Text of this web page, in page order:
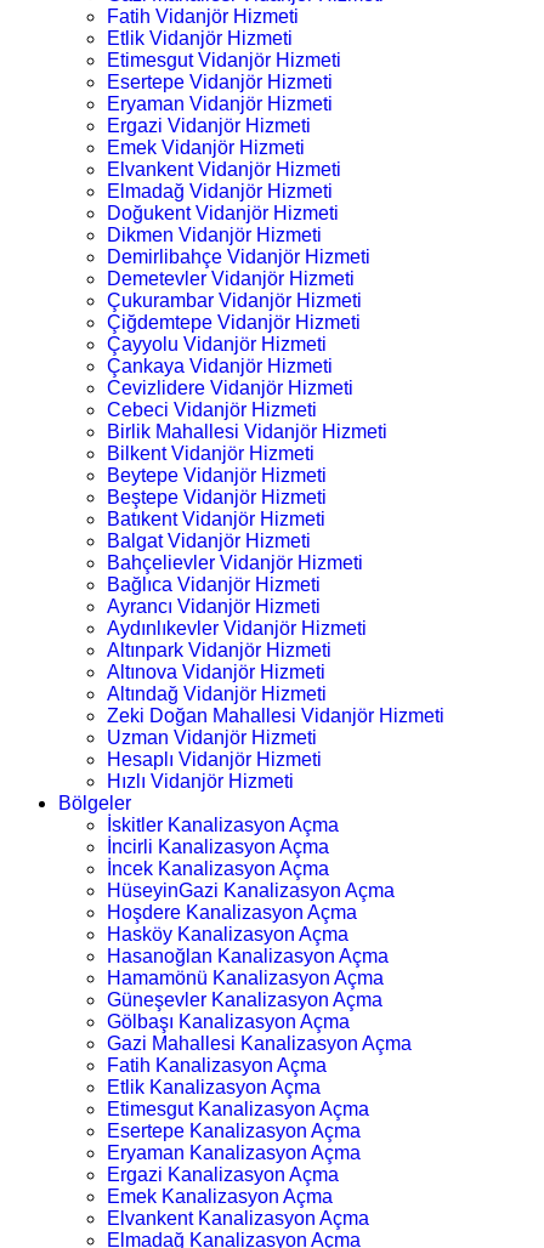
Fatih Vidanjör Hizmeti
Etlik Vidanjör Hizmeti
Etimesgut Vidanjör Hizmeti
Esertepe Vidanjör Hizmeti
Eryaman Vidanjör Hizmeti
Ergazi Vidanjör Hizmeti
Emek Vidanjör Hizmeti
Elvankent Vidanjör Hizmeti
Elmadağ Vidanjör Hizmeti
Doğukent Vidanjör Hizmeti
Dikmen Vidanjör Hizmeti
Demirlibahçe Vidanjör Hizmeti
Demetevler Vidanjör Hizmeti
Çukurambar Vidanjör Hizmeti
Çiğdemtepe Vidanjör Hizmeti
Çayyolu Vidanjör Hizmeti
Çankaya Vidanjör Hizmeti
Cevizlidere Vidanjör Hizmeti
Cebeci Vidanjör Hizmeti
Birlik Mahallesi Vidanjör Hizmeti
Bilkent Vidanjör Hizmeti
Beytepe Vidanjör Hizmeti
Beştepe Vidanjör Hizmeti
Batıkent Vidanjör Hizmeti
Balgat Vidanjör Hizmeti
Bahçelievler Vidanjör Hizmeti
Bağlıca Vidanjör Hizmeti
Ayrancı Vidanjör Hizmeti
Aydınlıkevler Vidanjör Hizmeti
Altınpark Vidanjör Hizmeti
Altınova Vidanjör Hizmeti
Altındağ Vidanjör Hizmeti
Zeki Doğan Mahallesi Vidanjör Hizmeti
Uzman Vidanjör Hizmeti
Hesaplı Vidanjör Hizmeti
Hızlı Vidanjör Hizmeti
Bölgeler
İskitler Kanalizasyon Açma
İncirli Kanalizasyon Açma
İncek Kanalizasyon Açma
HüseyinGazi Kanalizasyon Açma
Hoşdere Kanalizasyon Açma
Hasköy Kanalizasyon Açma
Hasanoğlan Kanalizasyon Açma
Hamamönü Kanalizasyon Açma
Güneşevler Kanalizasyon Açma
Gölbaşı Kanalizasyon Açma
Gazi Mahallesi Kanalizasyon Açma
Fatih Kanalizasyon Açma
Etlik Kanalizasyon Açma
Etimesgut Kanalizasyon Açma
Esertepe Kanalizasyon Açma
Eryaman Kanalizasyon Açma
Ergazi Kanalizasyon Açma
Emek Kanalizasyon Açma
Elvankent Kanalizasyon Açma
Elmadağ Kanalizasyon Açma